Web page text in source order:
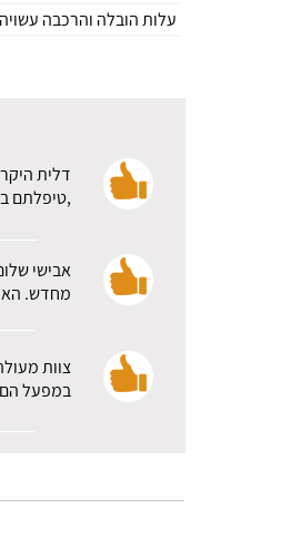
עלות הובלה והרכבה
דלית
,טיפלתם
אבישי
מחדש.
צוות
במפעל הם